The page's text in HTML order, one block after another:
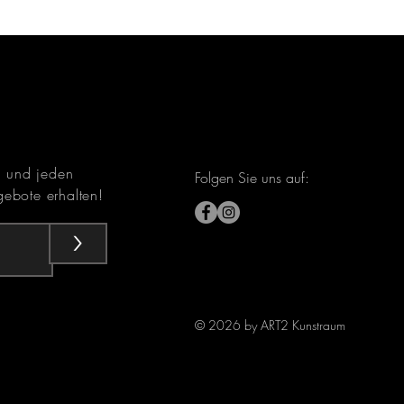
und jeden
erhalten!
>
Folgen Sie uns auf:
© 2026 by ART2 Kunstraum